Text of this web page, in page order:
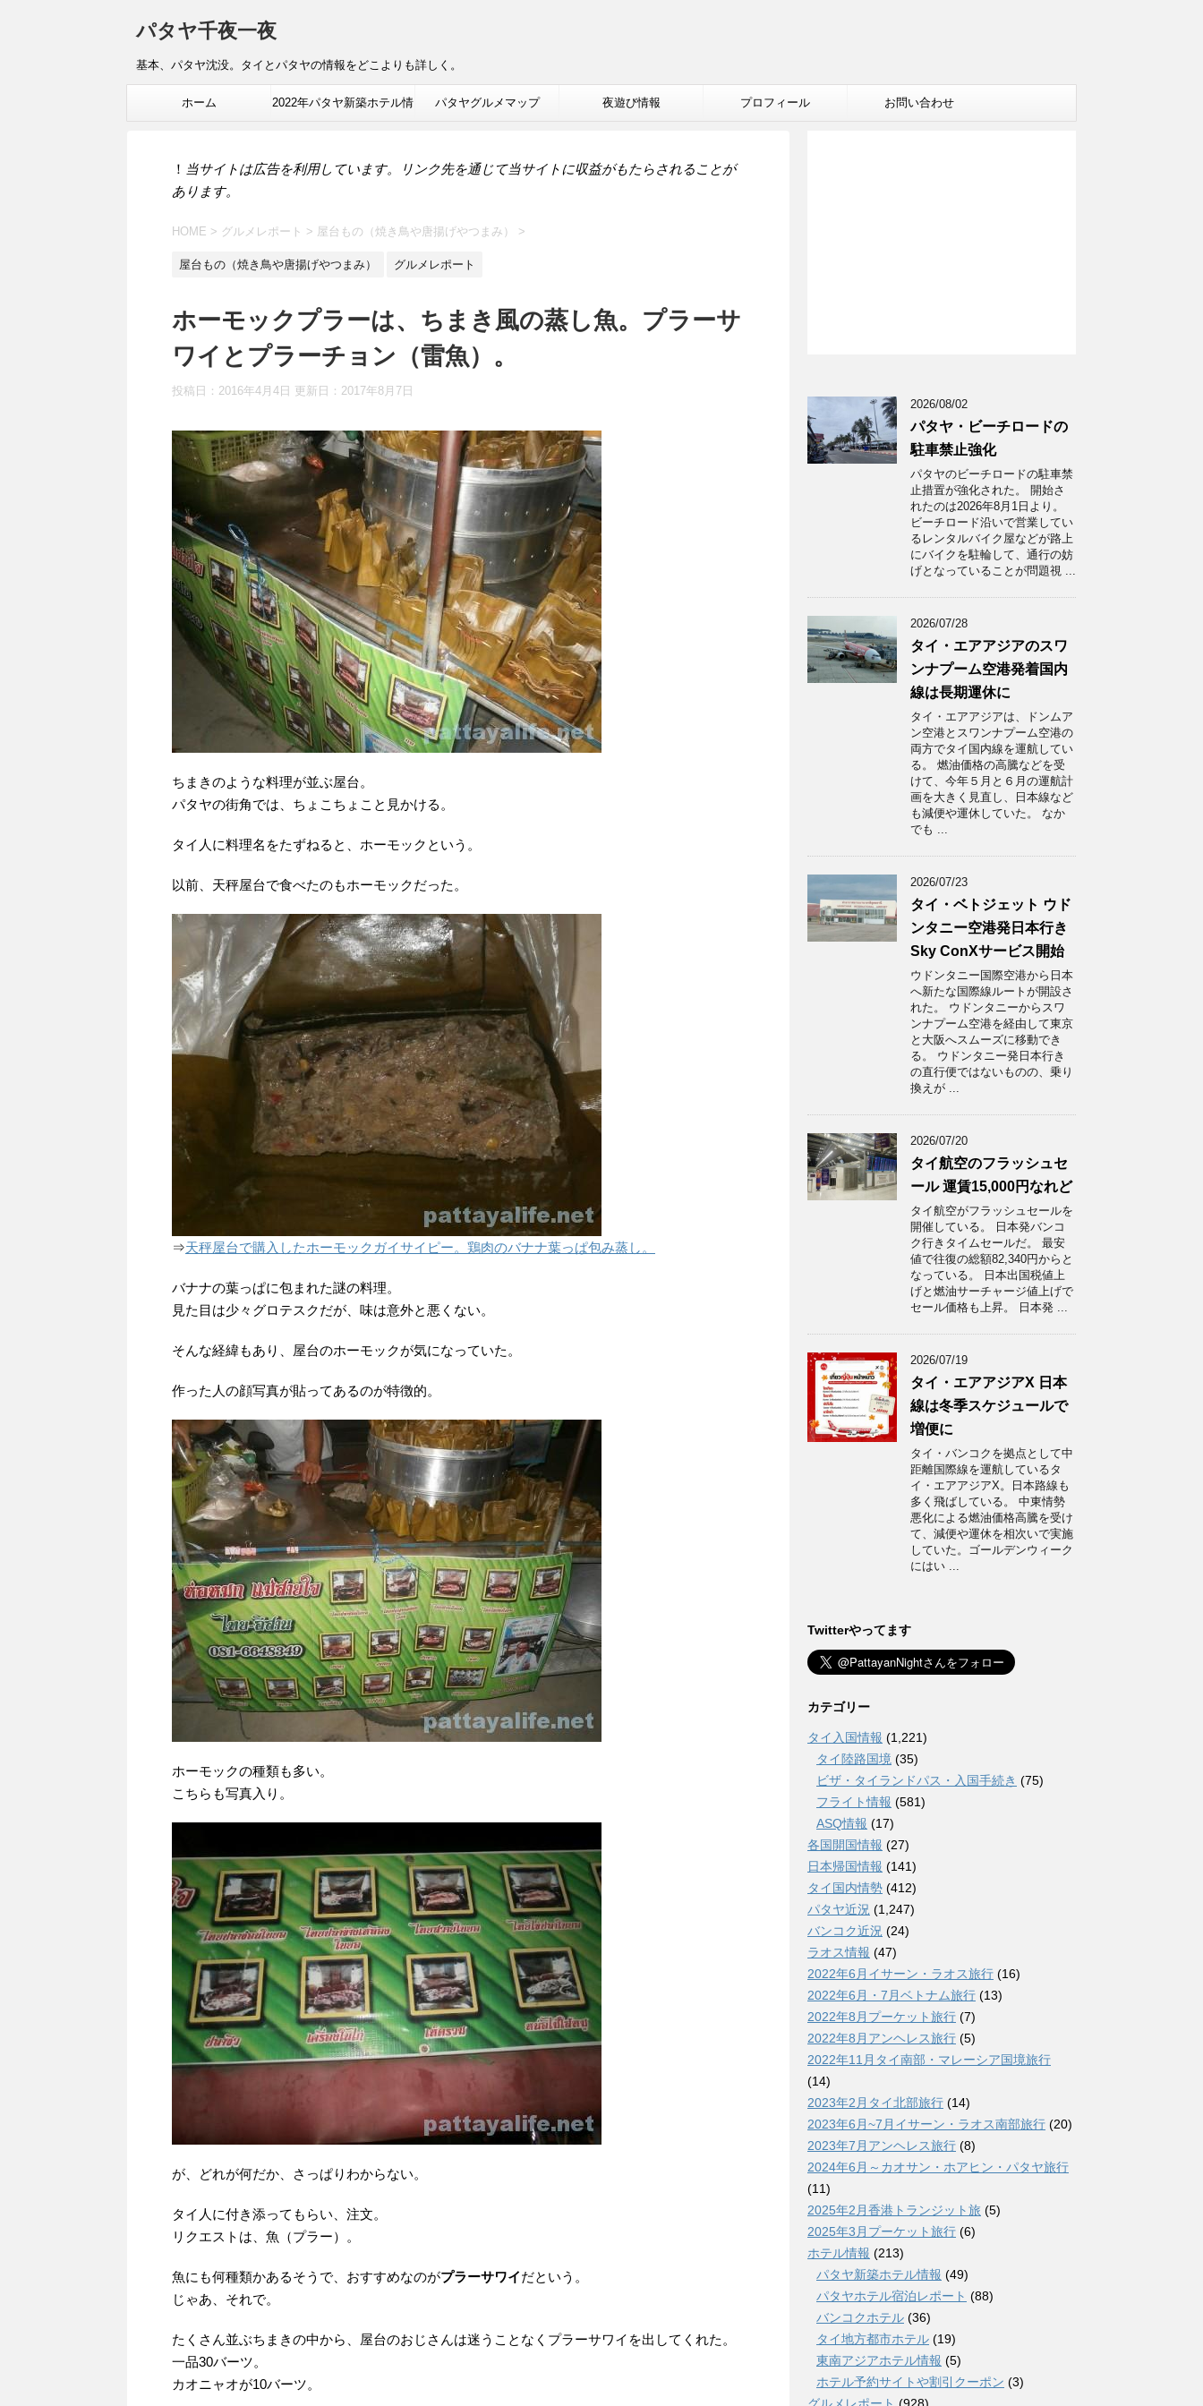
パタヤ千夜一夜
基本、パタヤ沈没。タイとパタヤの情報をどこよりも詳しく。
ホーム 2022年パタヤ新築ホテル情 パタヤグルメマップ 夜遊び情報 プロフィール お問い合わせ
！ 当サイトは広告を利用しています。リンク先を通じて当サイトに収益がもたらされることが
あります。
HOME > グルメレポート > 屋台もの（焼き鳥や唐揚げやつまみ） >
屋台もの（焼き鳥や唐揚げやつまみ） グルメレポート
ホーモックプラーは、ちまき風の蒸し魚。プラーサ
ワイとプラーチョン（雷魚）。
投稿日：2016年4月4日 更新日： 2017年8月7日
ちまきのような料理が並ぶ屋台。
パタヤの街角では、ちょこちょこと見かける。
タイ人に料理名をたずねると、ホーモックという。
以前、天秤屋台で食べたのもホーモックだった。
⇒天秤屋台で購入したホーモックガイサイピー。鶏肉のバナナ葉っぱ包み蒸し。
バナナの葉っぱに包まれた謎の料理。
見た目は少々グロテスクだが、味は意外と悪くない。
そんな経緯もあり、屋台のホーモックが気になっていた。
作った人の顔写真が貼ってあるのが特徴的。
ホーモックの種類も多い。
こちらも写真入り。
が、どれが何だか、さっぱりわからない。
タイ人に付き添ってもらい、注文。
リクエストは、魚（プラー）。
魚にも何種類かあるそうで、おすすめなのがプラーサワイだという。
じゃあ、それで。
たくさん並ぶちまきの中から、屋台のおじさんは迷うことなくプラーサワイを出してくれた。
一品30バーツ。
カオニャオが10バーツ。
2026/08/02
パタヤ・ビーチロードの
駐車禁止強化
パタヤのビーチロードの駐車禁
止措置が強化された。 開始さ
れたのは2026年8月1日より。
ビーチロード沿いで営業してい
るレンタルバイク屋などが路上
にバイクを駐輪して、通行の妨
げとなっていることが問題視 ...
2026/07/28
タイ・エアアジアのスワ
ンナプーム空港発着国内
線は長期運休に
タイ・エアアジアは、ドンムア
ン空港とスワンナプーム空港の
両方でタイ国内線を運航してい
る。 燃油価格の高騰などを受
けて、今年５月と６月の運航計
画を大きく見直し、日本線など
も減便や運休していた。 なか
でも ...
2026/07/23
タイ・ベトジェット ウド
ンタニー空港発日本行き
Sky ConXサービス開始
ウドンタニー国際空港から日本
へ新たな国際線ルートが開設さ
れた。 ウドンタニーからスワ
ンナプーム空港を経由して東京
と大阪へスムーズに移動でき
る。 ウドンタニー発日本行き
の直行便ではないものの、乗り
換えが ...
2026/07/20
タイ航空のフラッシュセ
ール 運賃15,000円なれど
タイ航空がフラッシュセールを
開催している。 日本発バンコ
ク行きタイムセールだ。 最安
値で往復の総額82,340円からと
なっている。 日本出国税値上
げと燃油サーチャージ値上げで
セール価格も上昇。 日本発 ...
2026/07/19
タイ・エアアジアX 日本
線は冬季スケジュールで
増便に
タイ・バンコクを拠点として中
距離国際線を運航しているタ
イ・エアアジアX。日本路線も
多く飛ばしている。 中東情勢
悪化による燃油価格高騰を受け
て、減便や運休を相次いで実施
していた。ゴールデンウィーク
にはい ...
Twitterやってます
カテゴリー
タイ入国情報 (1,221)
タイ陸路国境 (35)
ビザ・タイランドパス・入国手続き (75)
フライト情報 (581)
ASQ情報 (17)
各国開国情報 (27)
日本帰国情報 (141)
タイ国内情勢 (412)
パタヤ近況 (1,247)
バンコク近況 (24)
ラオス情報 (47)
2022年6月イサーン・ラオス旅行 (16)
2022年6月・7月ベトナム旅行 (13)
2022年8月プーケット旅行 (7)
2022年8月アンヘレス旅行 (5)
2022年11月タイ南部・マレーシア国境旅行
(14)
2023年2月タイ北部旅行 (14)
2023年6月~7月イサーン・ラオス南部旅行 (20)
2023年7月アンヘレス旅行 (8)
2024年6月～カオサン・ホアヒン・パタヤ旅行
(11)
2025年2月香港トランジット旅 (5)
2025年3月プーケット旅行 (6)
ホテル情報 (213)
パタヤ新築ホテル情報 (49)
パタヤホテル宿泊レポート (88)
バンコクホテル (36)
タイ地方都市ホテル (19)
東南アジアホテル情報 (5)
ホテル予約サイトや割引クーポン (3)